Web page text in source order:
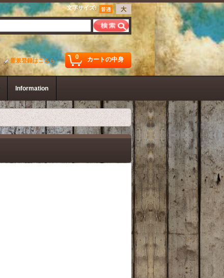
文字サイズ:
0 カートの中身
新規登録はこちら
Information